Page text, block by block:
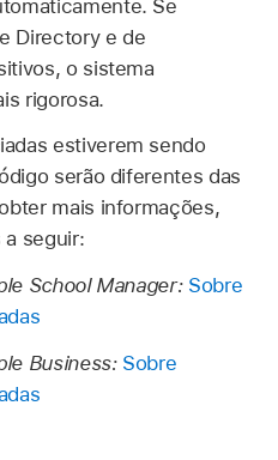
Se
Directory e de
o sistema
rigorosa.
estiverem sendo
serão diferentes das
mais informações,
seguir:
School Manager: Sobre
Business: Sobre